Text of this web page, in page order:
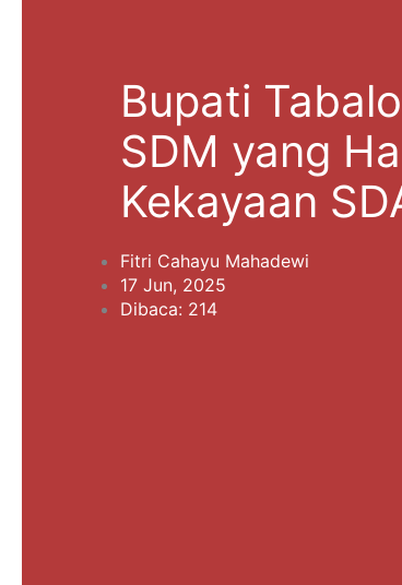
Bupati
SDM yang
Kekayaan
Fitri Cahayu Mahadewi
17 Jun, 2025
Dibaca: 214